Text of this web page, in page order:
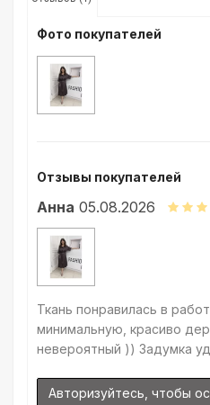
точное соответствие цветов из-
дисплеев слишком велики для
какого-либо цветового
предлагаем вам заказать
ткани. Также если Вы
(ателье), то данная услуга
клиентами.
Фото покупателей
Отзывы покупателей
Анна 05.08.2026
Ткань понравилась в
минимальную, красиво
невероятный )) Задумка
Авторизуйтесь, чтобы